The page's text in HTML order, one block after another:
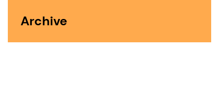
Archive